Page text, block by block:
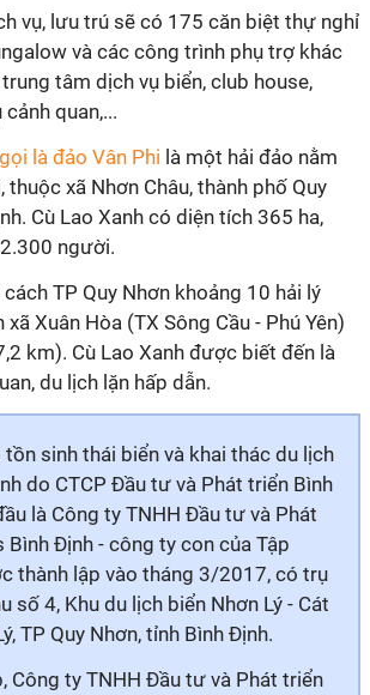
vụ, lưu trú sẽ có 175 căn biệt thự nghỉ
và các công trình phụ trợ khác
tâm dịch vụ biển, club house,
quan,...
là đảo Vân Phi là một hải đảo nằm
thuộc xã Nhơn Châu, thành phố Quy
Cù Lao Xanh có diện tích 365 ha,
người.
TP Quy Nhơn khoảng 10 hải lý
Xuân Hòa (TX Sông Cầu - Phú Yên)
km). Cù Lao Xanh được biết đến là
du lịch lặn hấp dẫn.
tồn sinh thái biển và khai thác du lịch
do CTCP Đầu tư và Phát triển Bình
là Công ty TNHH Đầu tư và Phát
Bình Định - công ty con của Tập
thành lập vào tháng 3/2017, có trụ
số 4, Khu du lịch biển Nhơn Lý - Cát
TP Quy Nhơn, tỉnh Bình Định.
Công ty TNHH Đầu tư và Phát triển